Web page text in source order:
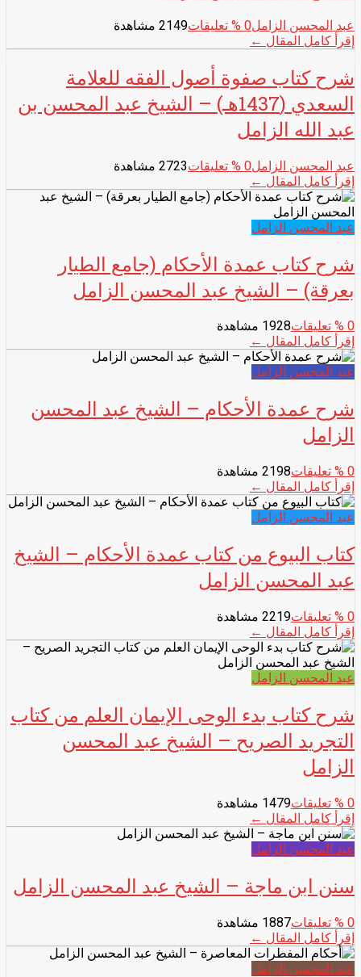
عبد المحسن الزامل0 % تعليقات2149 مشاهدة
إقرأ كامل المقال ←
شرح كتاب صفوة أصول الفقه للعلامة
السعدي (1437هـ) – الشيخ عبد المحسن بن
عبد الله الزامل
عبد المحسن الزامل0 % تعليقات2723 مشاهدة
إقرأ كامل المقال ←
عبد المحسن الزامل
شرح كتاب عمدة الأحكام (جامع الطيار
بعرقة) – الشيخ عبد المحسن الزامل
0 % تعليقات1928 مشاهدة
إقرأ كامل المقال ←
عبد المحسن الزامل
شرح عمدة الأحكام – الشيخ عبد المحسن
الزامل
0 % تعليقات2198 مشاهدة
إقرأ كامل المقال ←
عبد المحسن الزامل
كتاب البيوع من كتاب عمدة الأحكام – الشيخ
عبد المحسن الزامل
0 % تعليقات2219 مشاهدة
إقرأ كامل المقال ←
عبد المحسن الزامل
شرح كتاب بدء الوحى الإيمان العلم من كتاب
التجريد الصريح – الشيخ عبد المحسن
الزامل
0 % تعليقات1479 مشاهدة
إقرأ كامل المقال ←
عبد المحسن الزامل
سنن ابن ماجة – الشيخ عبد المحسن الزامل
0 % تعليقات1887 مشاهدة
إقرأ كامل المقال ←
عبد المحسن الزامل